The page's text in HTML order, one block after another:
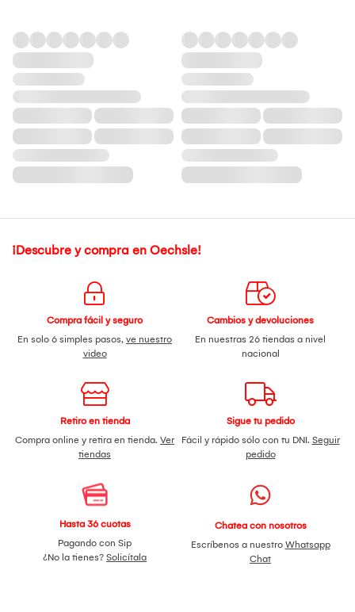
¡Descubre y compra en Oechsle!
Compra fácil y seguro
En solo 6 simples pasos, ve nuestro
video
Cambios y devoluciones
En nuestras 26 tiendas a nivel
nacional
Retiro en tienda
Compra online y retira en tienda. Ver
tiendas
Sigue tu pedido
Fácil y rápido sólo con tu DNI. Seguir
pedido
Hasta 36 cuotas
Pagando con Sip
¿No la tienes? Solicítala
Chatea con nosotros
Escríbenos a nuestro Whatsapp
Chat